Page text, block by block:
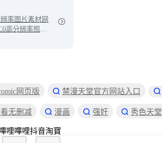
他用户分享。
率图片素材网
高分辨率照片
网页版 禁漫天堂官方网站入口
无删减 漫画 强奸 秀色天堂
哩嗶哩抖音淘寶